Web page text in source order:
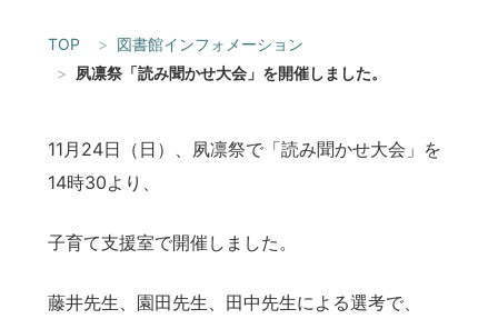
TOP
図書館インフォメーション
夙凛祭「読み聞かせ大会」を開催しました。
11月24日（日）、夙凛祭で「読み聞かせ大会」を
14時30より、
子育て支援室で開催しました。
藤井先生、園田先生、田中先生による選考で、